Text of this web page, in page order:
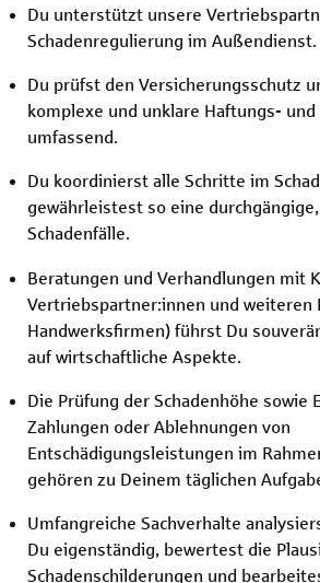
Du unterstützt unsere
Schadenregulierung im Außendienst.
Du prüfst den Versicherungsschutz
komplexe und unklare Haftungs- und
umfassend.
Du koordinierst alle Schritte im
gewährleistest so eine
Schadenfälle.
Beratungen und Verhandlungen mit
Vertriebspartner:innen und weiteren
Handwerksfirmen) führst Du
auf wirtschaftliche Aspekte.
Die Prüfung der Schadenhöhe sowie
Zahlungen oder Ablehnungen von
Entschädigungsleistungen im
gehören zu Deinem täglichen
Umfangreiche Sachverhalte
Du eigenständig, bewertest die
Schadenschilderungen und